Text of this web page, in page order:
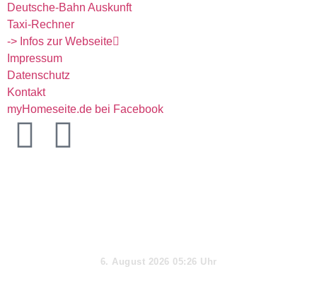
Deutsche-Bahn Auskunft
Taxi-Rechner
-> Infos zur Webseite
Impressum
Datenschutz
Kontakt
myHomeseite.de bei Facebook
6. August 2026 05:26 Uhr